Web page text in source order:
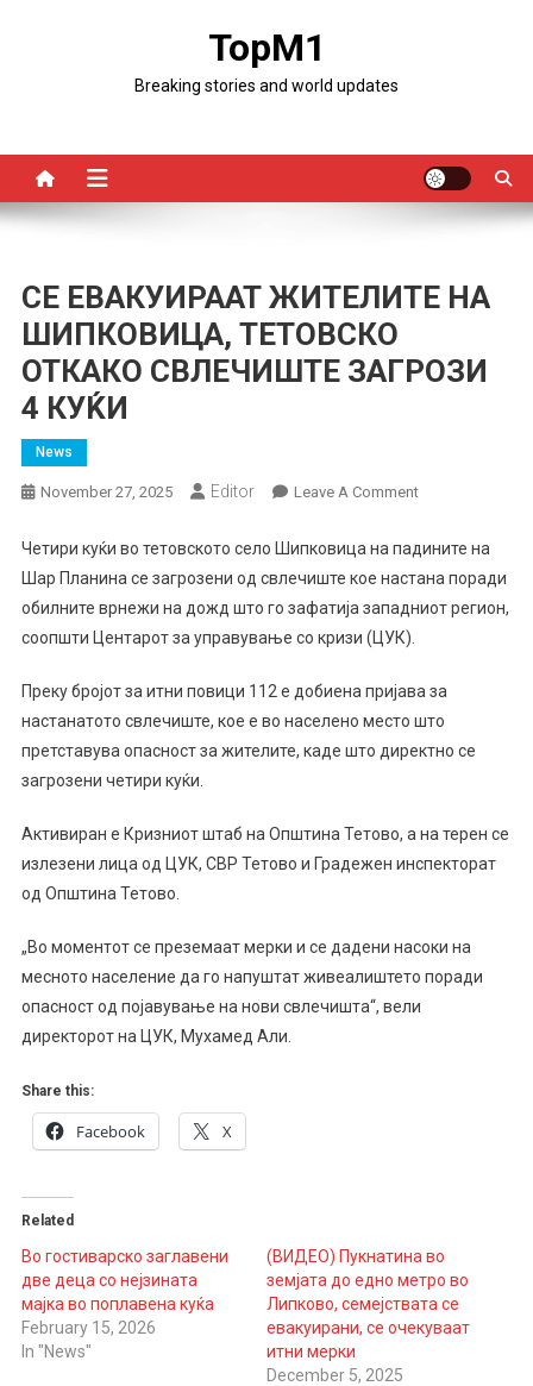
TopM1
Breaking stories and world updates
СЕ ЕВАКУИРААТ ЖИТЕЛИТЕ НА
ШИПКОВИЦА, ТЕТОВСКО
ОТКАКО СВЛЕЧИШТЕ ЗАГРОЗИ
4 КУЌИ
News
November 27, 2025 Editor Leave A CommentOn
ЕВАКУИРААТ
ЖИТЕЛИТЕ
НА
Четири куќи во тетовското село Шипковица на падините на
Шар Планина се загрозени од свлечиште кое настана поради
обилните врнежи на дожд што го зафатија западниот регион,
соопшти Центарот за управување со кризи (ЦУК).
Преку бројот за итни повици 112 е добиена пријава за
настанатото свлечиште, кое е во населено место што
претставува опасност за жителите, каде што директно се
загрозени четири куќи.
Активиран е Кризниот штаб на Општина Тетово, а на терен се
излезени лица од ЦУК, СВР Тетово и Градежен инспекторат
од Општина Тетово.
„Во моментот се преземаат мерки и се дадени насоки на
месното население да го напуштат живеалиштето поради
опасност од појавување на нови свлечишта“, вели
директорот на ЦУК, Мухамед Али.
Share this:
Facebook X
Related
Bо гостиварско заглавени
две деца со нејзината
мајка во поплавена куќа
February 15, 2026
In "News"
(ВИДЕО) Пукнатина во
земјата до едно метро во
Липково, семејствата се
евакуирани, се очекуваат
итни мерки
December 5, 2025